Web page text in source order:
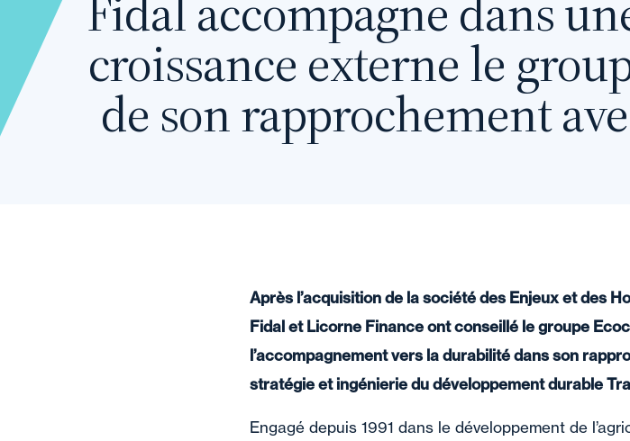
croissance externe le
de son rapprochement
Après l’acquisition de la société des Enjeux et des
Fidal et Licorne Finance ont conseillé le groupe
l’accompagnement vers la durabilité dans son
stratégie et ingénierie du développement durable
Engagé depuis 1991 dans le développement de